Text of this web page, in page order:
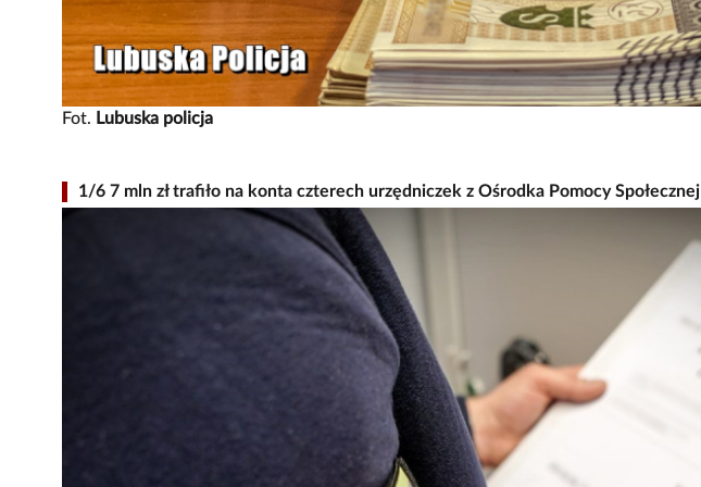
Fot. Lubuska policja
1/6 7 mln zł trafiło na konta czterech urzędniczek z Ośrodka Pomocy Społecznej